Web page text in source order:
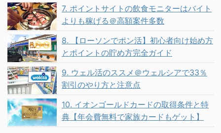
7. ポイントサイトの飲食モニターはバイト
よりも稼げる＠高額案件多数
8. 【ローソンでポン活】初心者向け始め方
とポイントの貯め方完全ガイド
9. ウェル活のススメ＠ウェルシアで33％
割引のやり方と注意点
10. イオンゴールドカードの取得条件と特
典【年会費無料で家族カードもゲット】